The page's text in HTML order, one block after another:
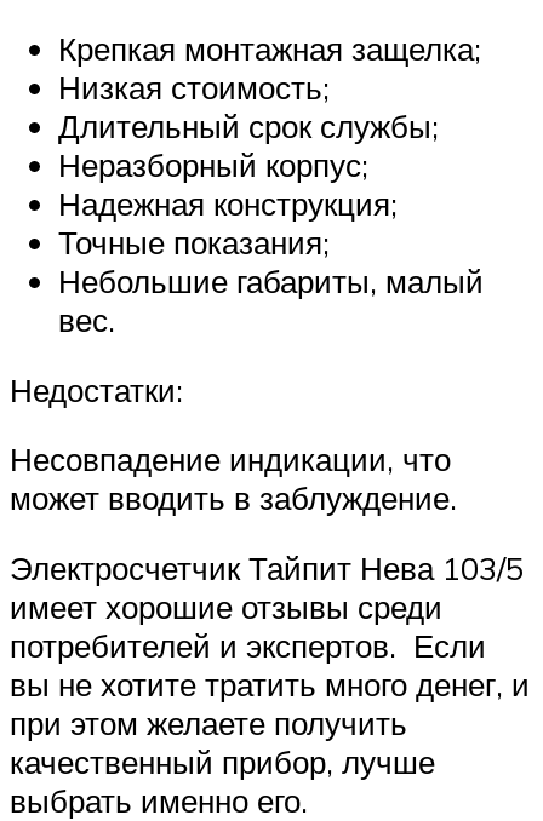
Крепкая монтажная защелка;
Низкая стоимость;
Длительный срок службы;
Неразборный корпус;
Надежная конструкция;
Точные показания;
Небольшие габариты, малый
вес.
Недостатки:
Несовпадение индикации, что
может вводить в заблуждение.
Электросчетчик Тайпит Нева 103/5
имеет хорошие отзывы среди
потребителей и экспертов. Если
вы не хотите тратить много денег, и
при этом желаете получить
качественный прибор, лучше
выбрать именно его.